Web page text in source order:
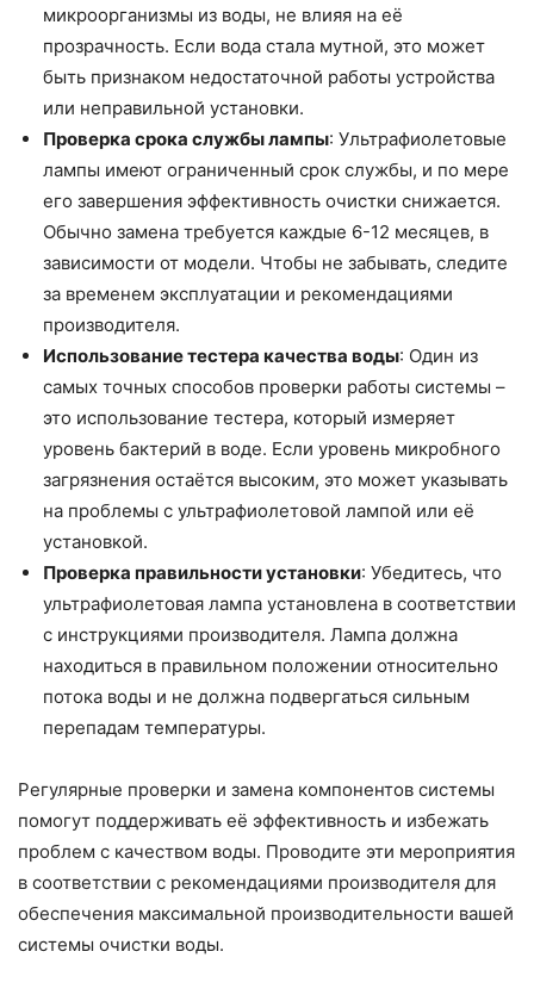
микроорганизмы из воды, не влияя на её
прозрачность. Если вода стала мутной, это может
быть признаком недостаточной работы устройства
или неправильной установки.
Проверка срока службы лампы: Ультрафиолетовые
лампы имеют ограниченный срок службы, и по мере
его завершения эффективность очистки снижается.
Обычно замена требуется каждые 6-12 месяцев, в
зависимости от модели. Чтобы не забывать, следите
за временем эксплуатации и рекомендациями
производителя.
Использование тестера качества воды: Один из
самых точных способов проверки работы системы –
это использование тестера, который измеряет
уровень бактерий в воде. Если уровень микробного
загрязнения остаётся высоким, это может указывать
на проблемы с ультрафиолетовой лампой или её
установкой.
Проверка правильности установки: Убедитесь, что
ультрафиолетовая лампа установлена в соответствии
с инструкциями производителя. Лампа должна
находиться в правильном положении относительно
потока воды и не должна подвергаться сильным
перепадам температуры.
Регулярные проверки и замена компонентов системы
помогут поддерживать её эффективность и избежать
проблем с качеством воды. Проводите эти мероприятия
в соответствии с рекомендациями производителя для
обеспечения максимальной производительности вашей
системы очистки воды.